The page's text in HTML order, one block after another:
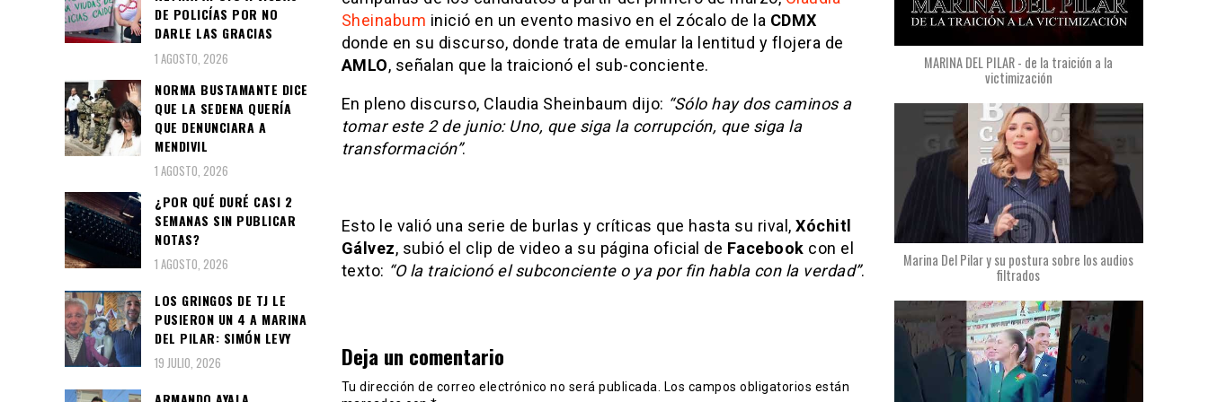
Sheinabum inició en un evento masivo en el zócalo de la CDMX
donde en su discurso, donde trata de emular la lentitud y flojera de
AMLO, señalan que la traicionó el sub-conciente.
En pleno discurso, Claudia Sheinbaum dijo: “Sólo hay dos caminos a
tomar este 2 de junio: Uno, que siga la corrupción, que siga la
transformación”.
Esto le valió una serie de burlas y críticas que hasta su rival, Xóchitl
Gálvez, subió el clip de video a su página oficial de Facebook con el
texto: “O la traicionó el subconciente o ya por fin habla con la verdad”.
Deja un comentario
Tu dirección de correo electrónico no será publicada.
Los campos obligatorios están
DE POLICÍAS POR NO
DARLE LAS GRACIAS
1 AGOSTO, 2026
NORMA BUSTAMANTE DICE
QUE LA SEDENA QUERÍA
QUE DENUNCIARA A
MENDIVIL
1 AGOSTO, 2026
¿POR QUÉ DURÉ CASI 2
SEMANAS SIN PUBLICAR
NOTAS?
1 AGOSTO, 2026
LOS GRINGOS DE TJ LE
PUSIERON UN 4 A MARINA
DEL PILAR: SIMÓN LEVY
19 JULIO, 2026
MARINA DEL PILAR - de la traición a la
victimización
Marina Del Pilar y su postura sobre los audios
filtrados